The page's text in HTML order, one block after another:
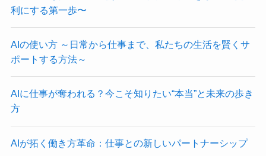
利にする第一歩〜
AIの使い方 ～日常から仕事まで、私たちの生活を賢くサ
ポートする方法～
AIに仕事が奪われる？今こそ知りたい“本当”と未来の歩き
方
AIが拓く働き方革命：仕事との新しいパートナーシップ